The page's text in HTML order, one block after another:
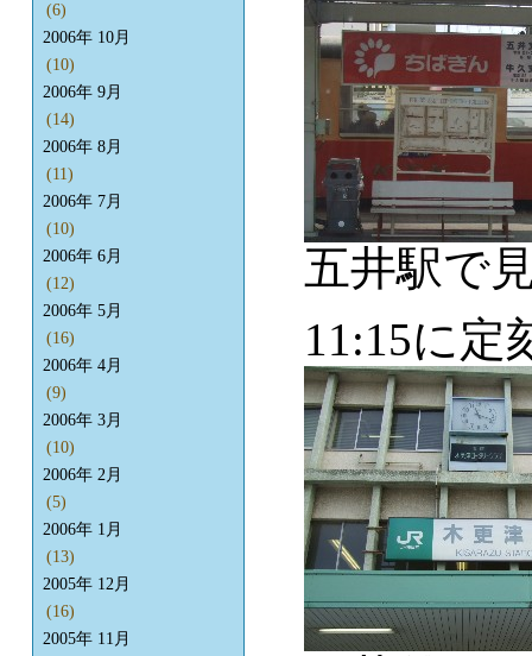
五井駅で
11:15に定
(6)
2006年 10月
(10)
2006年 9月
(14)
2006年 8月
(11)
2006年 7月
(10)
2006年 6月
(12)
2006年 5月
(16)
2006年 4月
(9)
2006年 3月
(10)
2006年 2月
(5)
2006年 1月
(13)
2005年 12月
(16)
2005年 11月